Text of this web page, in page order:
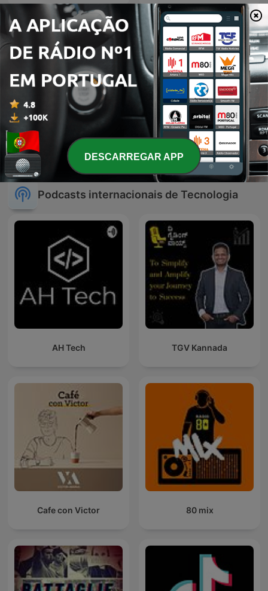
80 Festival Como Assim
Podcasts internacionais de Tecnologia
AH Tech TGV Kannada
Cafe con Victor 80 mix
DESCARREGAR APP